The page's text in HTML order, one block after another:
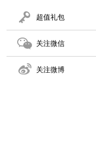
超值礼包
关注微信
关注微博